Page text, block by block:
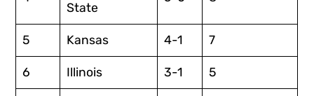
State
5 Kansas 4-1 7
6 Illinois 3-1 5